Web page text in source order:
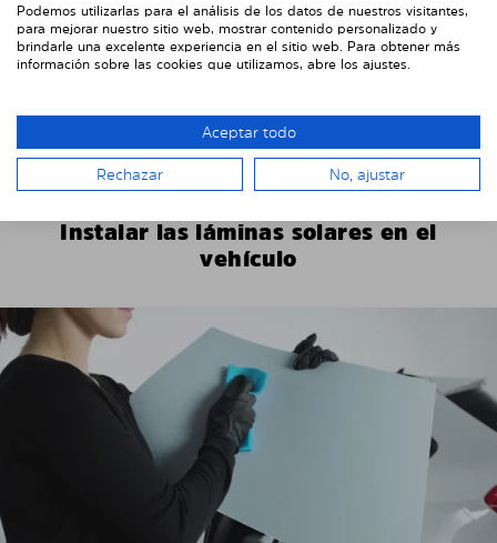
Puede encontrar más instrucciones de instalación
específicas del vehículo en nuestroYouTube channel
montaje, no dudes en ponerte en contacto con
nosotros. Envíanos algunas fotos, eso nos ayudará
Instalar las láminas solares en el
vehículo
Podemos utilizarlas para el análisis de los datos de nuestros visitantes,
para mejorar nuestro sitio web, mostrar contenido personalizado y
brindarle una excelente experiencia en el sitio web. Para obtener más
información sobre las cookies que utilizamos, abre los ajustes.
Aceptar todo
Rechazar No, ajustar